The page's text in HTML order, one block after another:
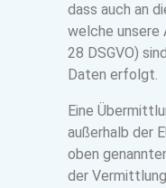
dass auch an
welche unsere
28 DSGVO)
Daten erfolgt.
Eine
außerhalb der
oben
der